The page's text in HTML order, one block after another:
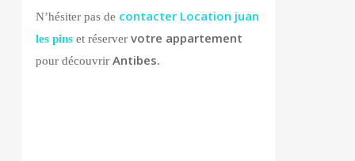
N’hésiter pas de contacter Location juan
les pinset réserver votre appartement
pour découvrir Antibes.